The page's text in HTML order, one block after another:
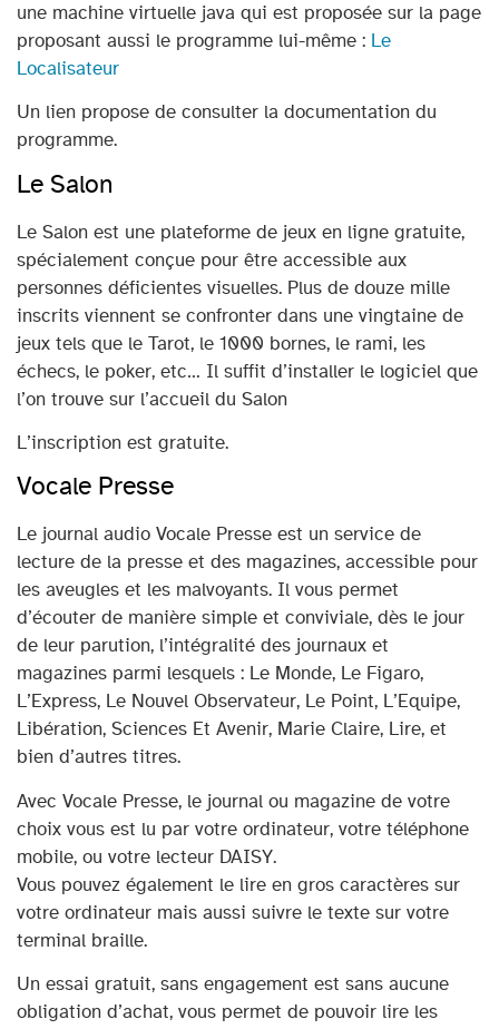
une machine virtuelle java qui est proposée sur la page
proposant aussi le programme lui-même :
Le
Localisateur
Un lien propose de consulter la documentation du
programme.
Le Salon
Le Salon est une plateforme de jeux en ligne gratuite,
spécialement conçue pour être accessible aux
personnes déficientes visuelles. Plus de douze mille
inscrits viennent se confronter dans une vingtaine de
jeux tels que le Tarot, le 1000 bornes, le rami, les
échecs, le poker, etc… Il suffit d’installer le logiciel que
l’on trouve sur l’accueil du Salon
L’inscription est gratuite.
Vocale Presse
Le journal audio Vocale Presse est un service de
lecture de la presse et des magazines, accessible pour
les aveugles et les malvoyants. Il vous permet
d’écouter de manière simple et conviviale, dès le jour
de leur parution, l’intégralité des journaux et
magazines parmi lesquels : Le Monde, Le Figaro,
L’Express, Le Nouvel Observateur, Le Point, L’Equipe,
Libération, Sciences Et Avenir, Marie Claire, Lire, et
bien d’autres titres.
Avec Vocale Presse, le journal ou magazine de votre
choix vous est lu par votre ordinateur, votre téléphone
mobile, ou votre lecteur DAISY.
Vous pouvez également le lire en gros caractères sur
votre ordinateur mais aussi suivre le texte sur votre
terminal braille.
Un essai gratuit, sans engagement est sans aucune
obligation d’achat, vous permet de pouvoir lire les